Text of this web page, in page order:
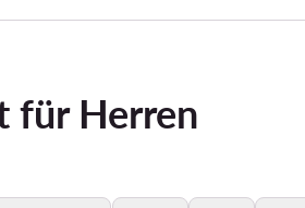
für Herren